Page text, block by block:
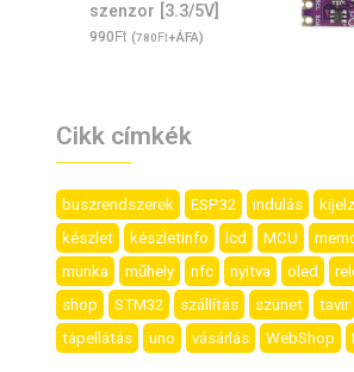
szenzor [3.3/5V]
990Ft (780Ft+ÁFA)
Cikk címkék
buszrendszerek ESP32 indulás
készlet
készletinfo lcd MCU
munka
műhely nfc nyitva oled
shop
STM32 szállítás szünet
tavir
tápellátás
uno vásárlás WebShop